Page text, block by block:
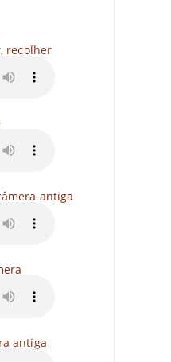
recolher
antiga
antiga